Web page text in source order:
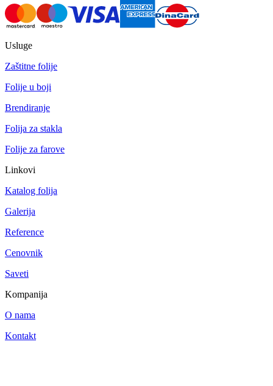
Usluge
Zaštitne folije
Folije u boji
Brendiranje
Folija za stakla
Folije za farove
Linkovi
Katalog folija
Galerija
Reference
Cenovnik
Saveti
Kompanija
O nama
Kontakt